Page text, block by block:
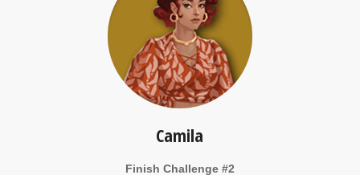
Camila
Finish Challenge #2